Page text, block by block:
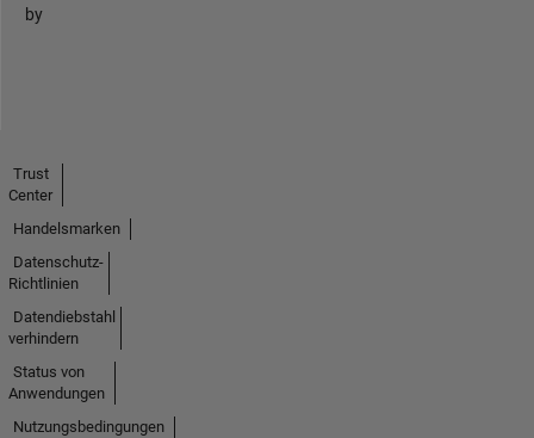
by
Trust
Center
Handelsmarken
Datenschutz-
Richtlinien
Datendiebstahl
verhindern
Status von
Anwendungen
Nutzungsbedingungen